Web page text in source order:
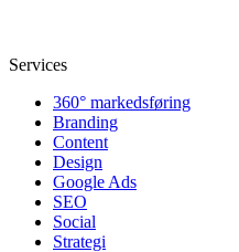
Services
360° markedsføring
Branding
Content
Design
Google Ads
SEO
Social
Strategi